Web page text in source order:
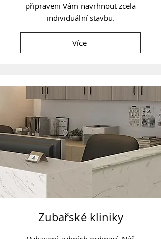
připraveni Vám navrhnout zcela
individuální stavbu.
Více
Zubařské kliniky